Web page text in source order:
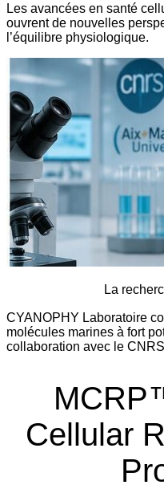
Les avancées en santé
ouvrent de nouvelles
l’équilibre physiologique.
La
CYANOPHY Laboratoire
molécules marines à fort
collaboration avec le
Cellular